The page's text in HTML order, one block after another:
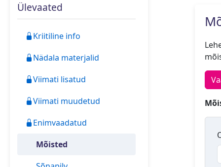
Ülevaated
Kriitiline info
Nädala materjalid
Viimati lisatud
Viimati muudetud
Enimvaadatud
Mõisted